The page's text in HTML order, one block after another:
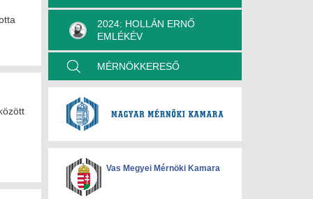
2024: HOLLÁN ERNŐ
EMLÉKÉV
MÉRNÖKKERESŐ
Vas Megyei Mérnöki Kamara